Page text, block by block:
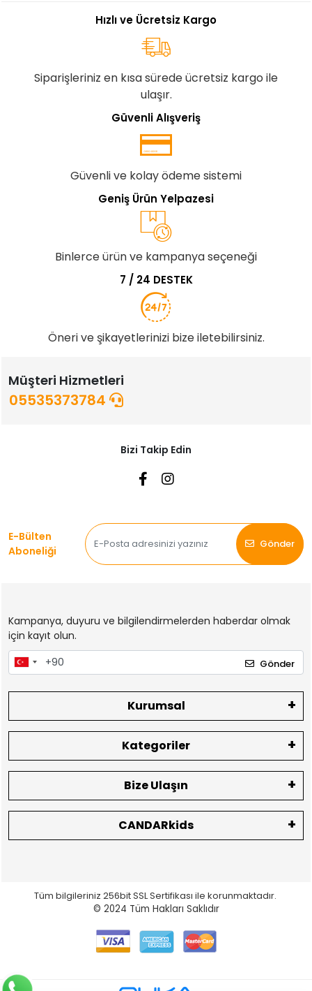
Hızlı ve Ücretsiz Kargo
Siparişleriniz en kısa sürede ücretsiz kargo ile
ulaşır.
Güvenli Alışveriş
Güvenli ve kolay ödeme sistemi
Geniş Ürün Yelpazesi
Binlerce ürün ve kampanya seçeneği
7 / 24 DESTEK
Öneri ve şikayetlerinizi bize iletebilirsiniz.
Müşteri Hizmetleri
05535373784
Bizi Takip Edin
E-Bülten
Aboneliği
Gönder
Kampanya, duyuru ve bilgilendirmelerden haberdar olmak
için kayıt olun.
Gönder
Kurumsal
Kategoriler
Bize Ulaşın
CANDARkids
Tüm bilgileriniz 256bit SSL Sertifikası ile korunmaktadır.
© 2024 Tüm Hakları Saklıdır